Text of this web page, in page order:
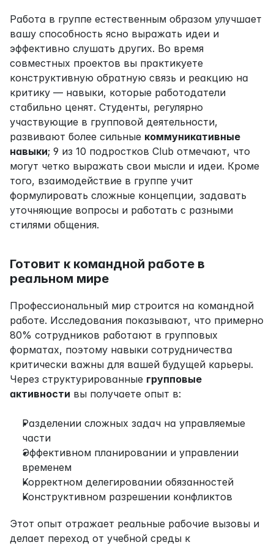
Работа в группе естественным образом улучшает
вашу способность ясно выражать идеи и
эффективно слушать других. Во время
совместных проектов вы практикуете
конструктивную обратную связь и реакцию на
критику — навыки, которые работодатели
стабильно ценят. Студенты, регулярно
участвующие в групповой деятельности,
развивают более сильные коммуникативные
навыки; 9 из 10 подростков Club отмечают, что
могут четко выражать свои мысли и идеи. Кроме
того, взаимодействие в группе учит
формулировать сложные концепции, задавать
уточняющие вопросы и работать с разными
стилями общения.
Готовит к командной работе в
реальном мире
Профессиональный мир строится на командной
работе. Исследования показывают, что примерно
80% сотрудников работают в групповых
форматах, поэтому навыки сотрудничества
критически важны для вашей будущей карьеры.
Через структурированные групповые
активности вы получаете опыт в:
Разделении сложных задач на управляемые
части
Эффективном планировании и управлении
временем
Корректном делегировании обязанностей
Конструктивном разрешении конфликтов
Этот опыт отражает реальные рабочие вызовы и
делает переход от учебной среды к